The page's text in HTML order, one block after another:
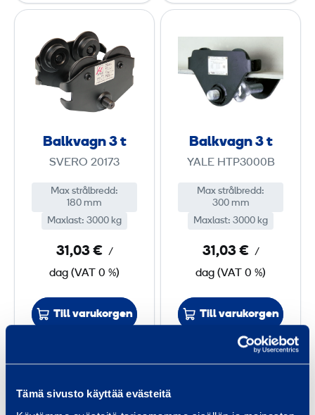
Tämä sivusto käyttää evästeitä
a
l
k
a
n
t
Balkvagn 3 t
SVERO 20173
Max strålbredd:
180 mm
Maxlast: 3000 kg
31,03 € /
dag (VAT 0 %)
Till varukorgen
a
v
n
t
Balkvagn 3 t
YALE HTP3000B
Max strålbredd:
300 mm
Maxlast: 3000 kg
31,03 € /
dag (VAT 0 %)
Till varukorgen
S
B